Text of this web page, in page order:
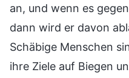
an, und wenn es
dann wird er davon
Schäbige Menschen
ihre Ziele auf Biegen